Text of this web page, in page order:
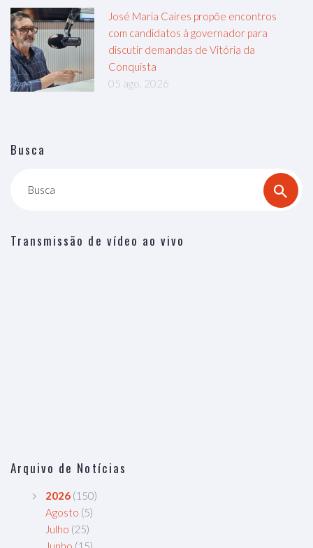
José Maria Caires propõe encontros
com candidatos à governador para
discutir demandas de Vitória da
Conquista
05 ago, 2026
Busca
Busca
Transmissão de vídeo ao vivo
Arquivo de Notícias
2026 (150)
Agosto (5)
Julho (25)